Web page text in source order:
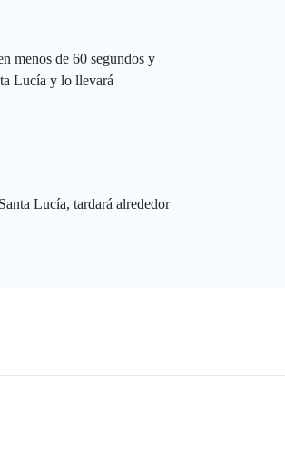
menos de 60 segundos y
Lucía y lo llevará
Lucía, tardará alrededor